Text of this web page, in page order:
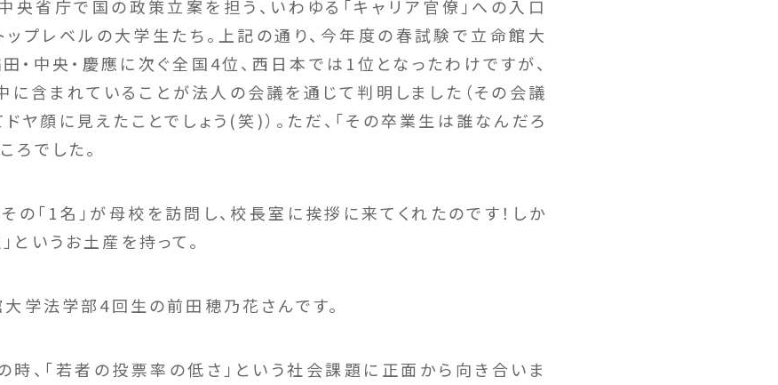
央省庁で国の政策立案を担う、いわゆる「キャリア官僚」への入口
ップレベルの大学生たち。上記の通り、今年度の春試験で立命館大
・中央・慶應に次ぐ全国4位、西日本では1位となったわけですが、
含まれていることが法人の会議を通じて判明しました（その会議
ヤ顔に見えたことでしょう(笑)）。ただ、「その卒業生は誰なんだろ
ろでした。
の「1名」が母校を訪問し、校長室に挨拶に来てくれたのです！しか
というお土産を持って。
大学法学部4回生の前田穂乃花さんです。
、「若者の投票率の低さ」という社会課題に正面から向き合いま